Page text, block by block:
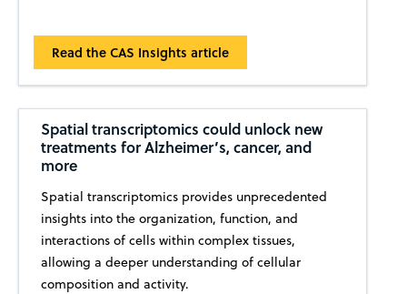
Read the CAS Insights article
Spatial transcriptomics could unlock new
treatments for Alzheimer’s, cancer, and
more
Spatial transcriptomics provides unprecedented
insights into the organization, function, and
interactions of cells within complex tissues,
allowing a deeper understanding of cellular
composition and activity.